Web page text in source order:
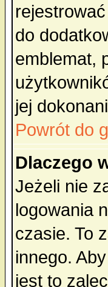
do
emblemat,
jej
Powrót do
Dlaczego
Jeżeli nie
logowania
czasie. To
innego.
jest to